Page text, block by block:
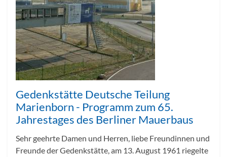
Gedenkstätte Deutsche Teilung
Marienborn - Programm zum 65.
Jahrestages des Berliner Mauerbaus
Sehr geehrte Damen und Herren, liebe Freundinnen und
Freunde der Gedenkstätte, am 13. August 1961 riegelte